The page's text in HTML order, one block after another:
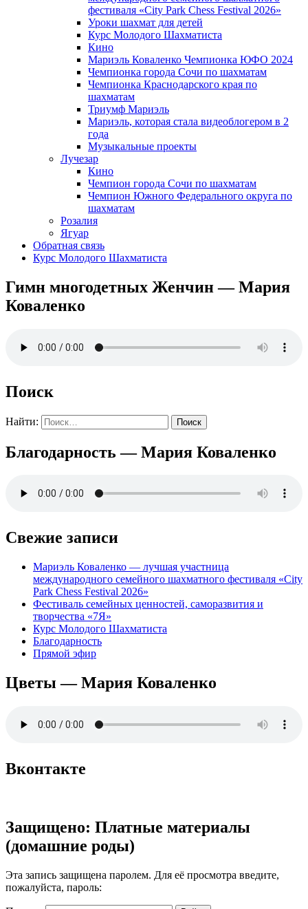
фестиваля «City Park Chess Festival 2026»
Уроки шахмат для детей
Курс Молодого Шахматиста
Кино
Мариэль Коваленко Чемпионка ЮФО 2024
Чемпионка города Сочи по шахматам
Чемпионка Краснодарского края по
шахматам
Триумф Мариэль
Мариэль, которая стала видеоблогером в 2
года
Музыкальные проекты
Лучезар
Кино
Чемпион города Сочи по шахматам
Чемпион Южного Федерального округа по
шахматам
Розалия
Ягуар
Обратная связь
Курс Молодого Шахматиста
Гимн многодетных Женчин — Мария
Коваленко
Поиск
Найти:
Благодарность — Мария Коваленко
Свежие записи
Мариэль Коваленко — лучшая участница
международного семейного шахматного фестиваля «City
Park Chess Festival 2026»
Фестиваль семейных ценностей, саморазвития и
творчества «7Я»
Курс Молодого Шахматиста
Благодарность
Прямой эфир
Цветы — Мария Коваленко
Вконтакте
Защищено: Платные материалы
(домашние роды)
Эта запись защищена паролем. Для её просмотра введите,
пожалуйста, пароль: